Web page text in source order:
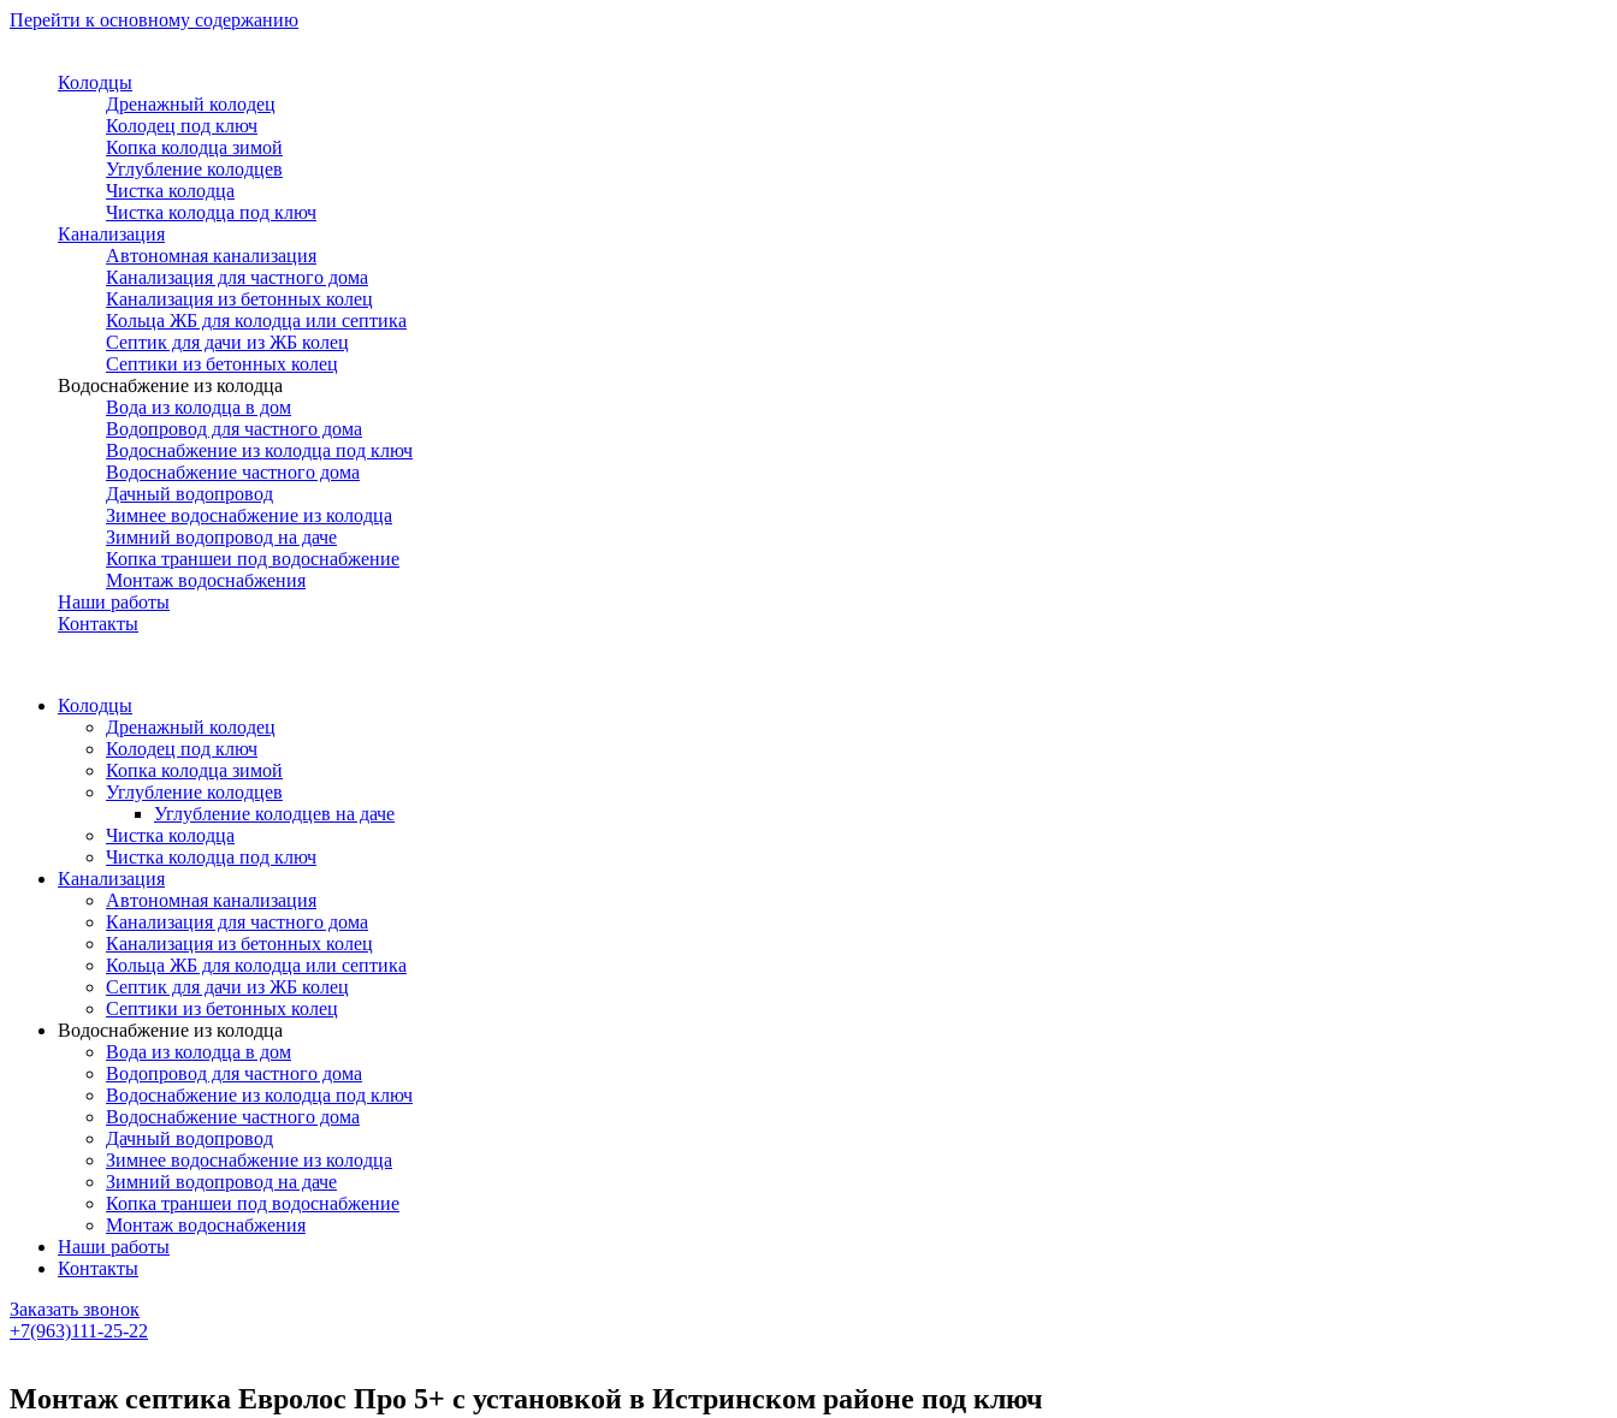
Перейти к основному содержанию
Колодцы
Дренажный колодец
Колодец под ключ
Копка колодца зимой
Углубление колодцев
Чистка колодца
Чистка колодца под ключ
Канализация
Автономная канализация
Канализация для частного дома
Канализация из бетонных колец
Кольца ЖБ для колодца или септика
Септик для дачи из ЖБ колец
Септики из бетонных колец
Водоснабжение из колодца
Вода из колодца в дом
Водопровод для частного дома
Водоснабжение из колодца под ключ
Водоснабжение частного дома
Дачный водопровод
Зимнее водоснабжение из колодца
Зимний водопровод на даче
Копка траншеи под водоснабжение
Монтаж водоснабжения
Наши работы
Контакты
Колодцы
Дренажный колодец
Колодец под ключ
Копка колодца зимой
Углубление колодцев
Углубление колодцев на даче
Чистка колодца
Чистка колодца под ключ
Канализация
Автономная канализация
Канализация для частного дома
Канализация из бетонных колец
Кольца ЖБ для колодца или септика
Септик для дачи из ЖБ колец
Септики из бетонных колец
Водоснабжение из колодца
Вода из колодца в дом
Водопровод для частного дома
Водоснабжение из колодца под ключ
Водоснабжение частного дома
Дачный водопровод
Зимнее водоснабжение из колодца
Зимний водопровод на даче
Копка траншеи под водоснабжение
Монтаж водоснабжения
Наши работы
Контакты
Заказать звонок
+7(963)111-25-22
Монтаж септика Евролос Про 5+ с установкой в Истринском районе под ключ